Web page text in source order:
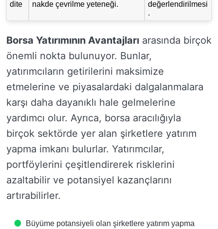
dite
nakde çevrilme yeteneği.
değerlendirilmesi
.
Borsa Yatırımının Avantajları arasında birçok
önemli nokta bulunuyor. Bunlar,
yatırımcıların getirilerini maksimize
etmelerine ve piyasalardaki dalgalanmalara
karşı daha dayanıklı hale gelmelerine
yardımcı olur. Ayrıca, borsa aracılığıyla
birçok sektörde yer alan şirketlere yatırım
yapma imkanı bulurlar. Yatırımcılar,
portföylerini çeşitlendirerek risklerini
azaltabilir ve potansiyel kazançlarını
artırabilirler.
Büyüme potansiyeli olan şirketlere yatırım yapma